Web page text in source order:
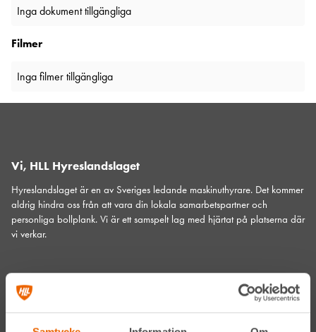
Inga dokument tillgängliga
Filmer
Inga filmer tillgängliga
Vi, HLL Hyreslandslaget
Hyreslandslaget är en av Sveriges ledande maskinuthyrare. Det kommer
aldrig hindra oss från att vara din lokala samarbetspartner och
personliga bollplank. Vi är ett samspelt lag med hjärtat på platserna där
vi verkar.
Varje dag förser vi den svenska bygg- och anläggningsbranschen med
maskiner
– alltid med möjlighet att få dem
utkörda till den plats där du behöver dem.